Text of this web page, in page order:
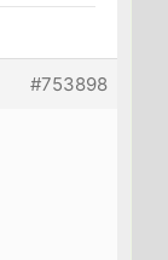
#753898